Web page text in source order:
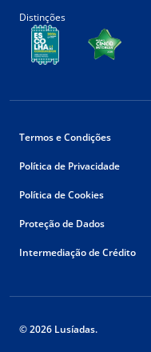
Distinções
Termos e Condições
Política de Privacidade
Política de Cookies
Proteção de Dados
Intermediação de Crédito
© 2026 Lusíadas.